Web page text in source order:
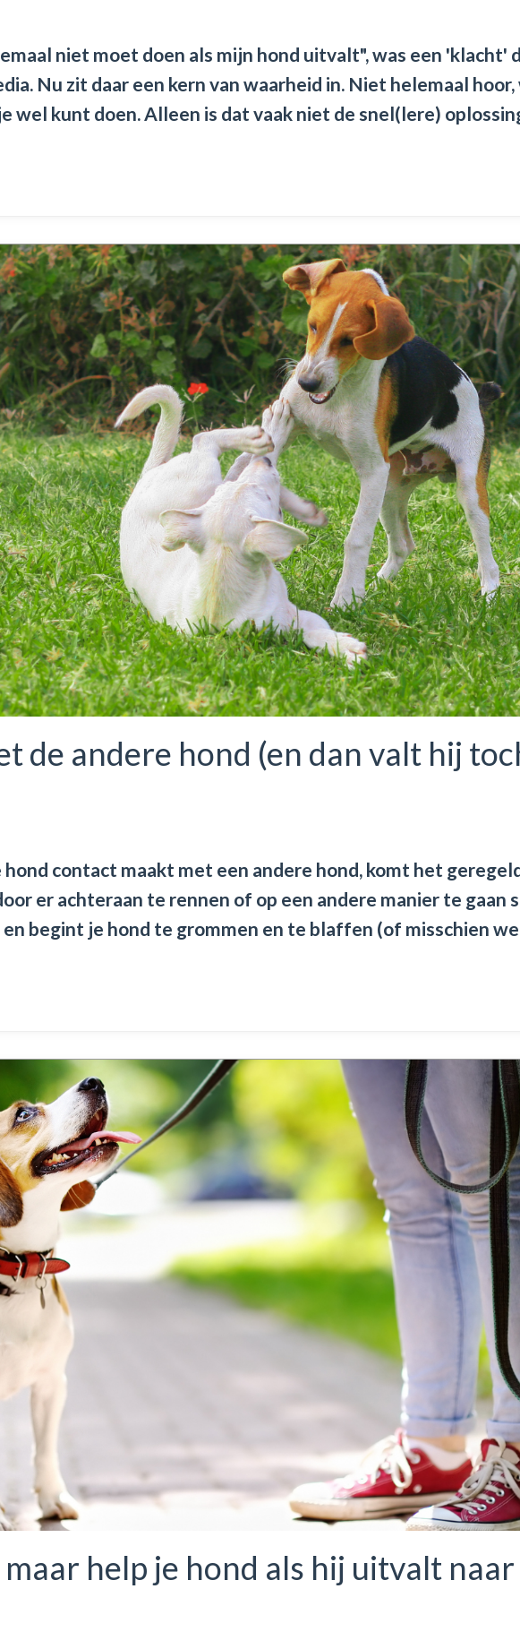
niet moet doen als mijn hond uitvalt", was een 'klacht'
Nu zit daar een kern van waarheid in. Niet helemaal
wel kunt doen. Alleen is dat vaak niet de snel(lere)
de andere hond (en dan valt hij
hond contact maakt met een andere hond, komt het
er achteraan te rennen of op een andere manier te gaan
en begint je hond te grommen en te blaffen (of misschien
help je hond als hij uitvalt naar